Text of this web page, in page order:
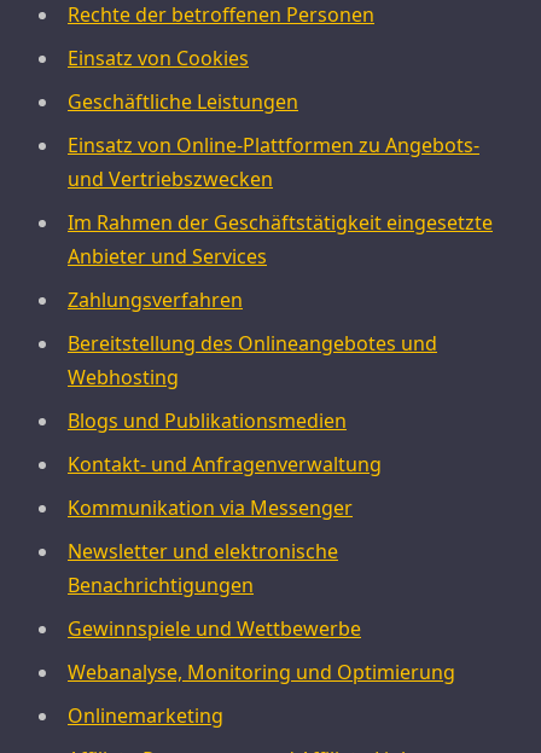
Rechte der betroffenen Personen
Einsatz von Cookies
Geschäftliche Leistungen
Einsatz von Online-Plattformen zu Angebots-
und Vertriebszwecken
Im Rahmen der Geschäftstätigkeit eingesetzte
Anbieter und Services
Zahlungsverfahren
Bereitstellung des Onlineangebotes und
Webhosting
Blogs und Publikationsmedien
Kontakt- und Anfragenverwaltung
Kommunikation via Messenger
Newsletter und elektronische
Benachrichtigungen
Gewinnspiele und Wettbewerbe
Webanalyse, Monitoring und Optimierung
Onlinemarketing